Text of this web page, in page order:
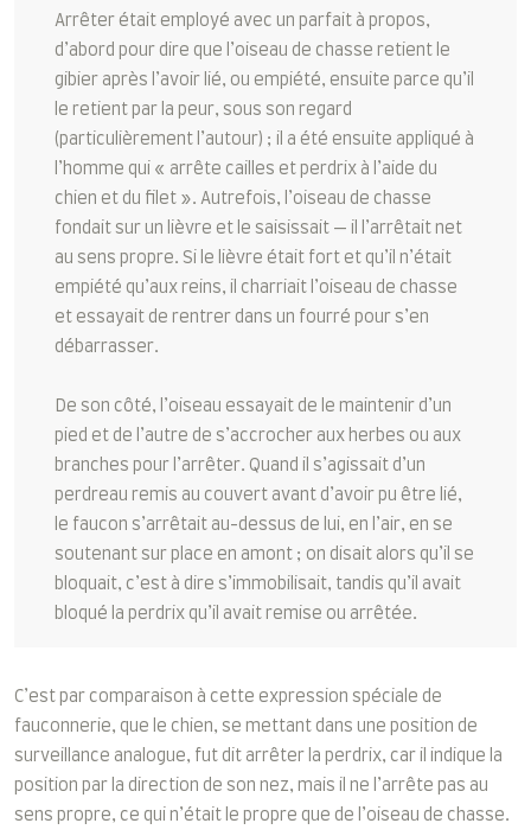
Arrêter était employé avec un parfait à propos,
d’abord pour dire que l’oiseau de chasse retient le
gibier après l’avoir lié, ou empiété, ensuite parce qu’il
le retient par la peur, sous son regard
(particulièrement l’autour) ; il a été ensuite appliqué à
l’homme qui « arrête cailles et perdrix à l’aide du
chien et du filet ». Autrefois, l’oiseau de chasse
fondait sur un lièvre et le saisissait — il l’arrêtait net
au sens propre. Si le lièvre était fort et qu’il n’était
empiété qu’aux reins, il charriait l’oiseau de chasse
et essayait de rentrer dans un fourré pour s’en
débarrasser.
De son côté, l’oiseau essayait de le maintenir d’un
pied et de l’autre de s’accrocher aux herbes ou aux
branches pour l’arrêter. Quand il s’agissait d’un
perdreau remis au couvert avant d’avoir pu être lié,
le faucon s’arrêtait au-dessus de lui, en l’air, en se
soutenant sur place en amont ; on disait alors qu’il se
bloquait, c’est à dire s’immobilisait, tandis qu’il avait
bloqué la perdrix qu’il avait remise ou arrêtée.
C’est par comparaison à cette expression spéciale de
fauconnerie, que le chien, se mettant dans une position de
surveillance analogue, fut dit arrêter la perdrix, car il indique la
position par la direction de son nez, mais il ne l’arrête pas au
sens propre, ce qui n’était le propre que de l’oiseau de chasse.